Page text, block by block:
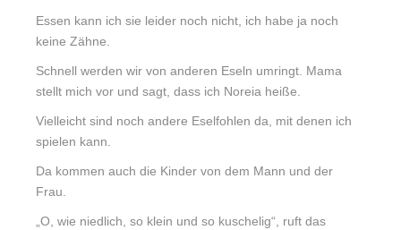
Essen kann ich sie leider noch nicht, ich habe ja noch
keine Zähne.
Schnell werden wir von anderen Eseln umringt. Mama
stellt mich vor und sagt, dass ich Noreia heiße.
Vielleicht sind noch andere Eselfohlen da, mit denen ich
spielen kann.
Da kommen auch die Kinder von dem Mann und der
Frau.
„O, wie niedlich, so klein und so kuschelig“, ruft das